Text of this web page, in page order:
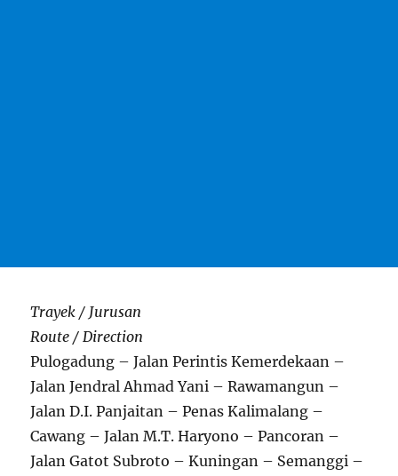
Trayek / Jurusan
Route / Direction
Pulogadung – Jalan Perintis Kemerdekaan –
Jalan Jendral Ahmad Yani – Rawamangun –
Jalan D.I. Panjaitan – Penas Kalimalang –
Cawang – Jalan M.T. Haryono – Pancoran –
Jalan Gatot Subroto – Kuningan – Semanggi –